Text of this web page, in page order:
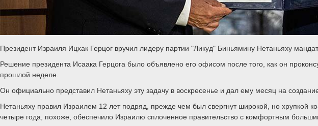
Президент Израиля Ицхак Герцог вручил лидеру партии "Ликуд" Биньямину Нетаньяху
Решение президента Исаака Герцога было объявлено его офисом после того, как он
прошлой неделе.
Он официально представил Нетаньяху эту задачу в воскресенье и дал ему месяц на
Нетаньяху правил Израилем 12 лет подряд, прежде чем был свергнут широкой, но хрупкой
четыре года, похоже, обеспечило Израилю сплоченное правительство с комфортным